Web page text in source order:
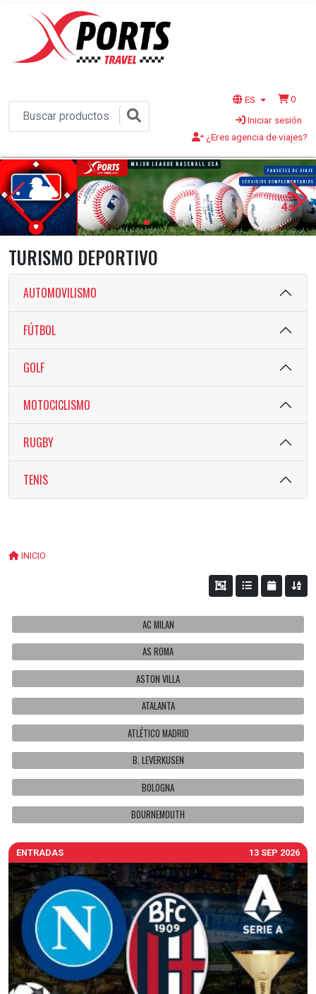
ES
0
Iniciar sesión
¿Eres agencia de viajes?
2s
TURISMO DEPORTIVO
AUTOMOVILISMO
FÚTBOL
GOLF
MOTOCICLISMO
RUGBY
TENIS
INICIO
AC MILAN
AS ROMA
ASTON VILLA
ATALANTA
ATLÉTICO MADRID
B. LEVERKUSEN
BOLOGNA
BOURNEMOUTH
ENTRADAS 13 SEP 2026